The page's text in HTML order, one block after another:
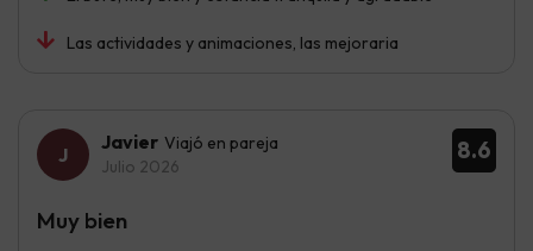
Las actividades y animaciones, las mejoraria
8.6
Javier Viajó en pareja
Julio 2026
Muy bien